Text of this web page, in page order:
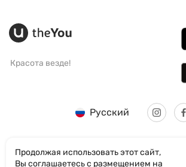
Красота везде!
Русский
Продолжая использовать этот сайт,
Вы соглашаетесь с размещением на